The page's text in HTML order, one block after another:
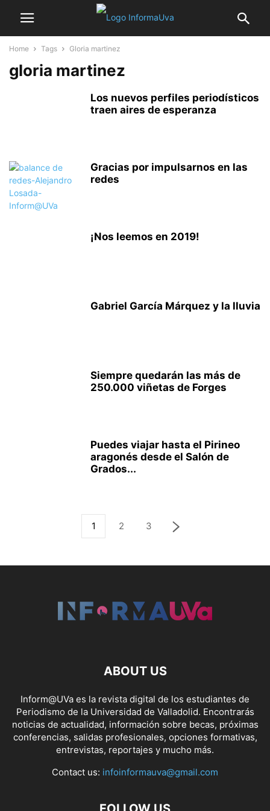
Home Tags Gloria martinez
gloria martinez
Los nuevos perfiles periodísticos
traen aires de esperanza
Gracias por impulsarnos en las
redes
¡Nos leemos en 2019!
Gabriel García Márquez y la lluvia
Siempre quedarán las más de
250.000 viñetas de Forges
Puedes viajar hasta el Pirineo
aragonés desde el Salón de
Grados...
1 2 3
ABOUT US
Inform@UVa es la revista digital de los estudiantes de
Periodismo de la Universidad de Valladolid. Encontrarás
noticias de actualidad, información sobre becas, próximas
conferencias, salidas profesionales, opciones formativas,
entrevistas, reportajes y mucho más.
Contact us: infoinformauva@gmail.com